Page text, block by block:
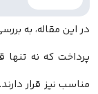
در این مقاله، به
پرداخت که نه
مناسب نیز قرار